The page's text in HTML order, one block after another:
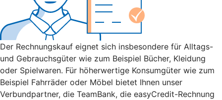
Der Rechnungskauf eignet sich insbesondere für Alltags-
und Gebrauchsgüter wie zum Beispiel Bücher, Kleidung
oder Spielwaren. Für höherwertige Konsumgüter wie zum
Beispiel Fahrräder oder Möbel bietet Ihnen unser
Verbundpartner, die TeamBank, die easyCredit-Rechnung